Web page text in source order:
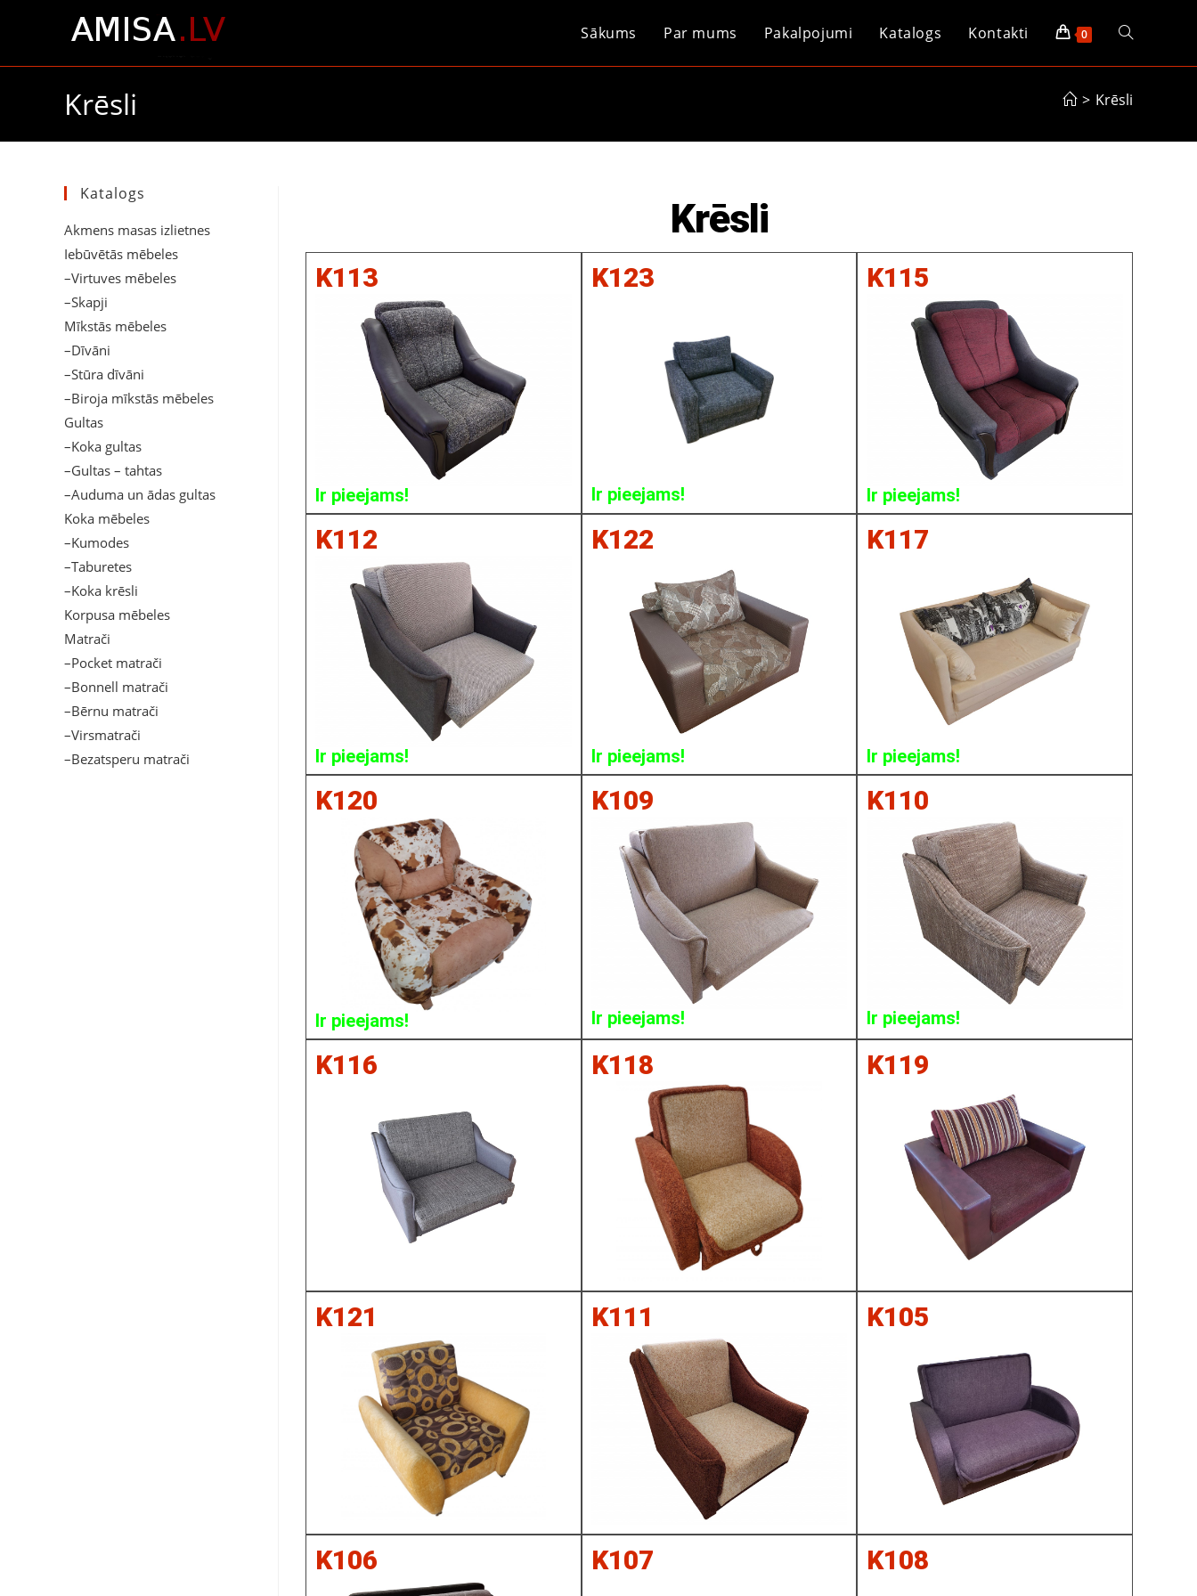
Sākums Par mums Pakalpojumi Katalogs Kontakti 0
Krēsli > Krēsli
Krēsli
K113
Ir pieejams!
K123
Ir pieejams!
K115
Ir pieejams!
K112
Ir pieejams!
K122
Ir pieejams!
K117
Ir pieejams!
K120
Ir pieejams!
K109
Ir pieejams!
K110
Ir pieejams!
K116 K118 K119
K121 K111 K105
K106 K107 K108
Katalogs
Akmens masas izlietnes
Iebūvētās mēbeles
–Virtuves mēbeles
–Skapji
Mīkstās mēbeles
–Dīvāni
–Stūra dīvāni
–Biroja mīkstās mēbeles
Gultas
–Koka gultas
–Gultas – tahtas
–Auduma un ādas gultas
Koka mēbeles
–Kumodes
–Taburetes
–Koka krēsli
Korpusa mēbeles
Matrači
–Pocket matrači
–Bonnell matrači
–Bērnu matrači
–Virsmatrači
–Bezatsperu matrači